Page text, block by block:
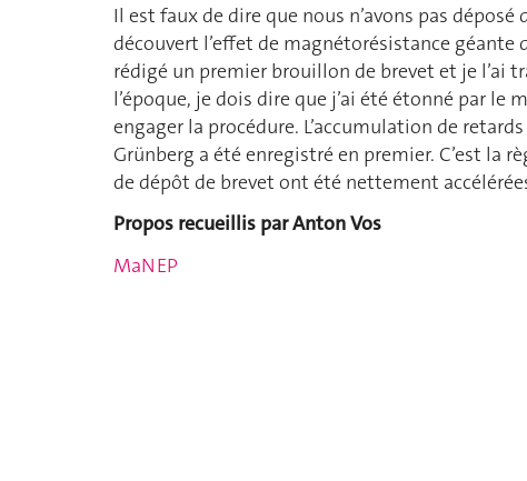
Il est faux de dire que nous n’avons pas
découvert l’effet de magnétorésistance
rédigé un premier brouillon de brevet et je l’ai
l’époque, je dois dire que j’ai été étonné par le
engager la procédure. L’accumulation de
Grünberg a été enregistré en premier. C’est la
de dépôt de brevet ont été nettement
Propos recueillis par Anton Vos
MaNEP